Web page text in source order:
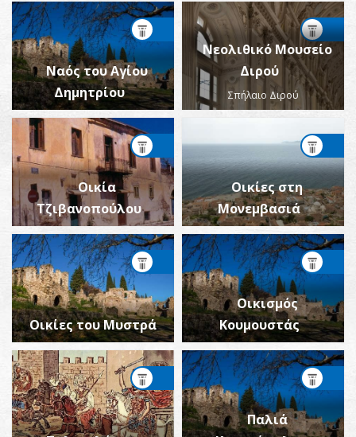
Ναός του Αγίου
Δημητρίου
Νεολιθικό Μουσείο
Διρού
Σπήλαιο Διρού
Οικία
Τζιβανοπούλου
Οικίες στη
Μονεμβασιά
Οικίες του Μυστρά
Οικισμός
Κουμουστάς
Παλιά